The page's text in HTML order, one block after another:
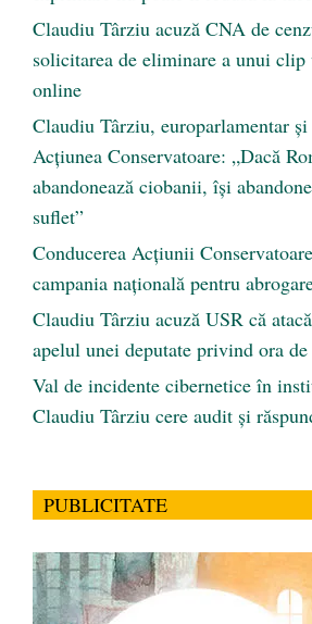
Claudiu Târziu acuză CNA de
solicitarea de eliminare a unui
online
Claudiu Târziu, europarlamentar și
Acțiunea Conservatoare: „Dacă
abandonează ciobanii, își
suflet”
Conducerea Acțiunii
campania națională pentru
Claudiu Târziu acuză USR că
apelul unei deputate privind ora
Val de incidente cibernetice în
Claudiu Târziu cere audit și
PUBLICITATE